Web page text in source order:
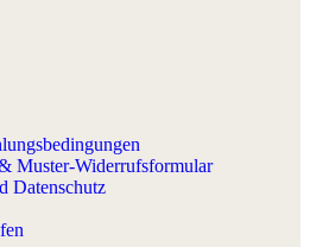
Muster-Widerrufsformular
Datenschutz